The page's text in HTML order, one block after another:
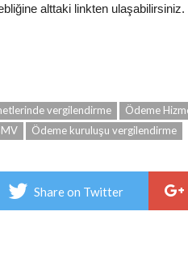
alttaki linkten ulaşabilirsiniz.
vergilendirme
Ödeme
Ödeme kuruluşu vergilendirme
Share on Twitter